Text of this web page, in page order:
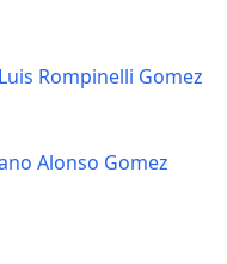
Rompinelli Gomez
Alonso Gomez